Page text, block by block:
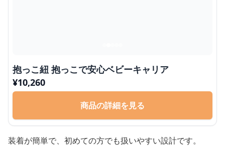
抱っこ紐 抱っこで安心ベビーキャリア
¥10,260
商品の詳細を見る
装着が簡単で、初めての方でも扱いやすい設計です。